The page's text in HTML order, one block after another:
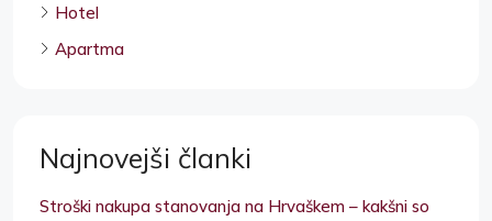
Hotel
Apartma
Najnovejši članki
Stroški nakupa stanovanja na Hrvaškem – kakšni so